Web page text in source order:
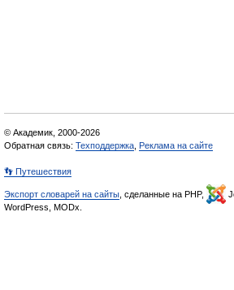
© Академик, 2000-2026
Обратная связь: Техподдержка Реклама на сайте
👣 Путешествия
Экспорт словарей на сайты , сделанные на PHP,
WordPress, MODx.